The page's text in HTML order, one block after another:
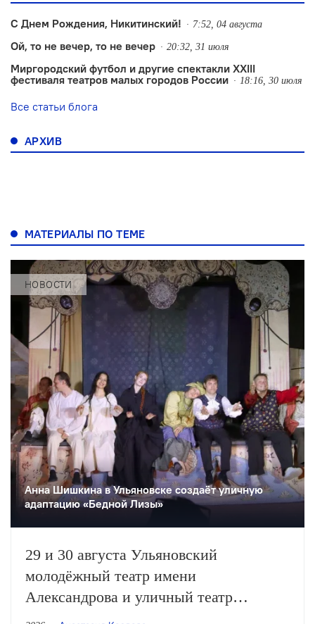
С Днем Рождения, Никитинский! 7:52, 04 августа
Ой, то не вечер, то не вечер 20:32, 31 июля
Миргородский футбол и другие спектакли XXIII
фестиваля театров малых городов России
18:16, 30 июля
Все статьи блога
АРХИВ
МАТЕРИАЛЫ ПО ТЕМЕ
НОВОСТИ
Анна Шишкина в Ульяновске создаëт уличную
адаптацию «Бедной Лизы»
29 и 30 августа Ульяновский
молодёжный театр имени
Александрова и уличный театр
«Странствующие куклы господина